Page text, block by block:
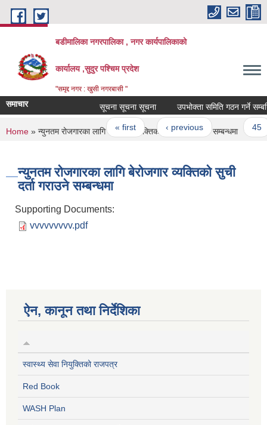
Skip to main content
बडीमालिका नगरपालिका , नगर कार्यपालिकाको
कार्यालय ,सुदुर पश्चिम प्रदेश
"समृद्द नगर : खुसी नगरबासी "
समाचार सूचना सूचना सूचना उपभोक्ता समिति गठन गर्ने
Pages
« first ‹ previous … 45
You are here
Home » न्युनतम रोजगारका लागि बेरोजगार व्यक्तिको सुची दर्ता गराउने सम्बन्धमा
न्युनतम रोजगारका लागि बेरोजगार व्यक्तिको सुची
दर्ता गराउने सम्बन्धमा
Supporting Documents:
vvvvvvvvv.pdf
ऐन, कानून तथा निर्देशिका
स्वास्थ्य सेवा नियुक्तिको राजपत्र
Red Book
WASH Plan